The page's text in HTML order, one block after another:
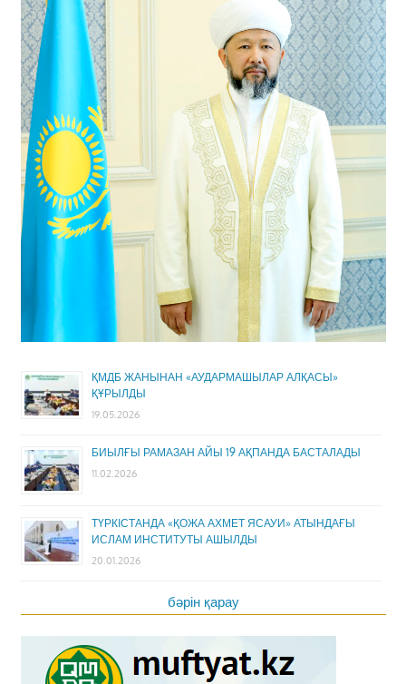
ҚМДБ ЖАНЫНАН «АУДАРМАШЫЛАР АЛҚАСЫ»
ҚҰРЫЛДЫ
19.05.2026
БИЫЛҒЫ РАМАЗАН АЙЫ 19 АҚПАНДА БАСТАЛАДЫ
11.02.2026
ТҮРКІСТАНДА «ҚОЖА АХМЕТ ЯСАУИ» АТЫНДАҒЫ
ИСЛАМ ИНСТИТУТЫ АШЫЛДЫ
20.01.2026
бәрін қарау